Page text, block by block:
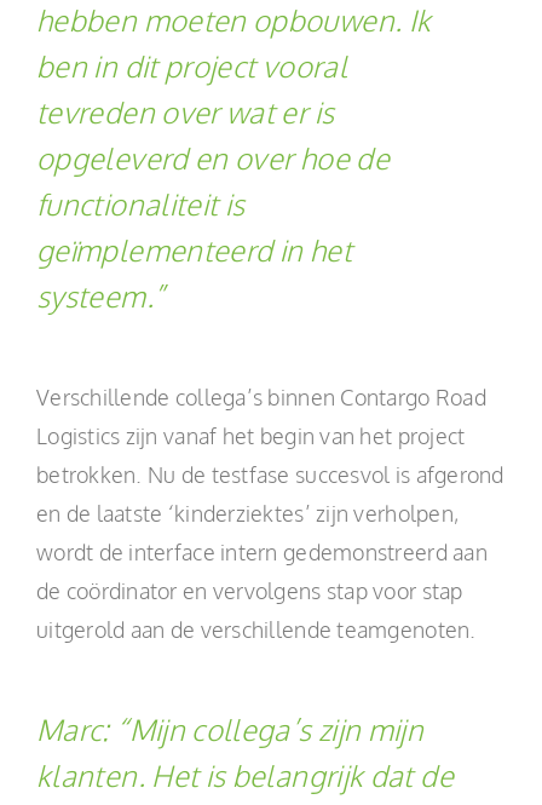
hebben moeten opbouwen. Ik
ben in dit project vooral
tevreden over wat er is
opgeleverd en over hoe de
functionaliteit is
geïmplementeerd in het
systeem.”
Verschillende collega’s binnen Contargo Road
Logistics zijn vanaf het begin van het project
betrokken. Nu de testfase succesvol is afgerond
en de laatste ‘kinderziektes’ zijn verholpen,
wordt de interface intern gedemonstreerd aan
de coördinator en vervolgens stap voor stap
uitgerold aan de verschillende teamgenoten.
Marc: “Mijn collega’s zijn mijn
klanten. Het is belangrijk dat de